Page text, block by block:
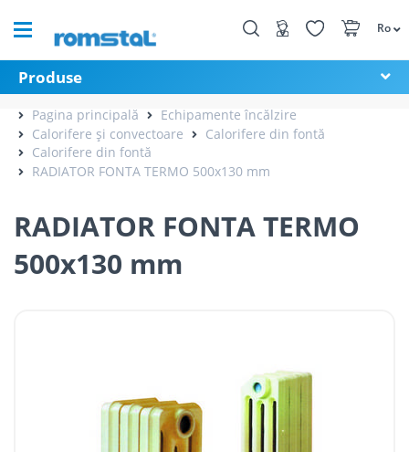
Ro
Produse
Pagina principală
Echipamente încălzire
Calorifere și convectoare
Calorifere din fontă
Calorifere din fontă
RADIATOR FONTA TERMO 500x130 mm
RADIATOR FONTA TERMO
500x130 mm